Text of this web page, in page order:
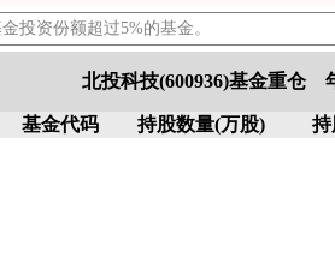
投资份额超过5%的基金。
北投科技(600936)基金重仓
基金代码 持股数量(万股) 持